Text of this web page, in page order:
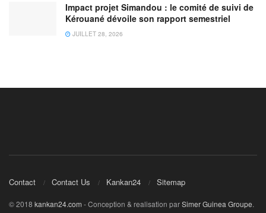
Impact projet Simandou : le comité de suivi de
Kérouané dévoile son rapport semestriel
JUILLET 28, 2026
Contact Contact Us Kankan24 Sitemap
© 2018 kankan24.com - Conception & realisation parSimer Guinea Groupe.